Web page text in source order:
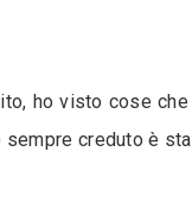
ho visto cose
sempre creduto è